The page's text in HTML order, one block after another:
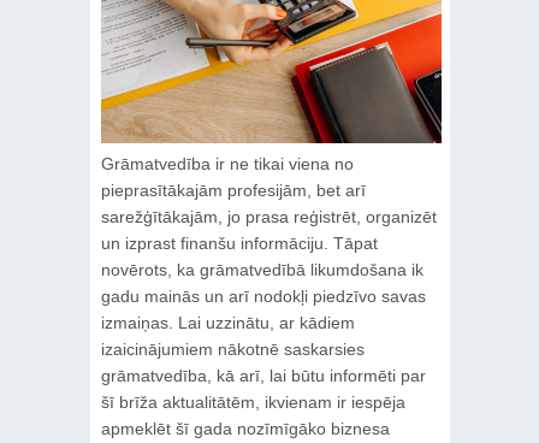
Grāmatvedība ir ne tikai viena no
pieprasītākajām profesijām, bet arī
sarežģītākajām, jo prasa reģistrēt, organizēt
un izprast finanšu informāciju. Tāpat
novērots, ka grāmatvedībā likumdošana ik
gadu mainās un arī nodokļi piedzīvo savas
izmaiņas. Lai uzzinātu, ar kādiem
izaicinājumiem nākotnē saskarsies
grāmatvedība, kā arī, lai būtu informēti par
šī brīža aktualitātēm, ikvienam ir iespēja
apmeklēt šī gada nozīmīgāko biznesa